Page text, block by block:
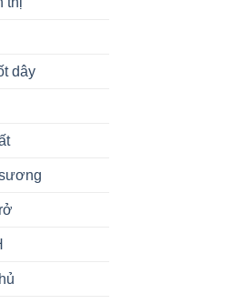
dây